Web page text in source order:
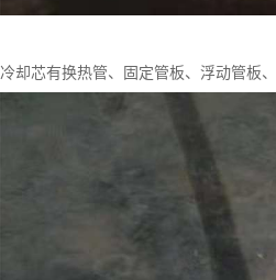
冷却芯有换热管、固定管板、浮动管板